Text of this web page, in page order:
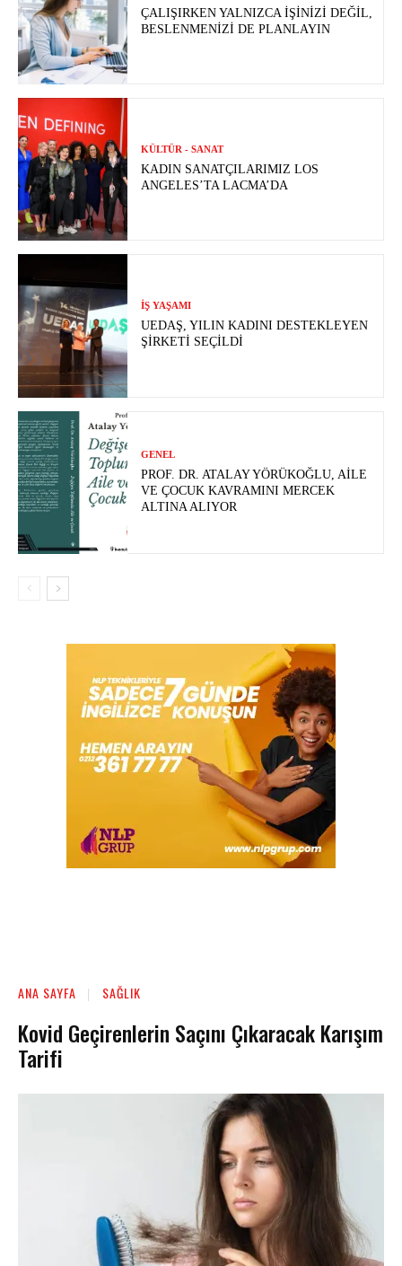
ÇALIŞIRKEN YALNIZCA İŞINIZI DEĞIL,
BESLENMENIZI DE PLANLAYIN
KÜLTÜR - SANAT
KADIN SANATÇILARIMIZ LOS
ANGELES’TA LACMA’DA
İŞ YAŞAMI
UEDAŞ, YILIN KADINI DESTEKLEYEN
ŞIRKETI SEÇILDI
GENEL
PROF. DR. ATALAY YÖRÜKOĞLU, AILE
VE ÇOCUK KAVRAMINI MERCEK
ALTINA ALIYOR